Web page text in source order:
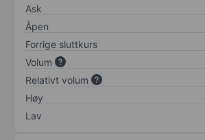
Ask
Åpen
Forrige sluttkurs
Volum
Relativt volum
Høy
Lav